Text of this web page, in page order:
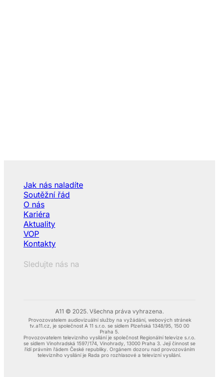
Jak nás naladíte
Soutěžní řád
O nás
Kariéra
Aktuality
VOP
Kontakty
Sledujte nás na
A11 © 2025. Všechna práva vyhrazena.
Provozovatelem audiovizuální služby na vyžádání, webových stránek
tv.a11.cz, je společnost A 11 s.r.o. se sídlem Plzeňská 1348/95, 150 00
Praha 5.
Provozovatelem televizního vysílání je společnost Regionální televize s.r.o.
se sídlem Vinohradská 1597/174, Vinohrady, 13000 Praha 3. Její činnost se
řídí právním řádem České republiky. Orgánem dozoru nad provozováním
televizního vysílání je Rada pro rozhlasové a televizní vysílání.